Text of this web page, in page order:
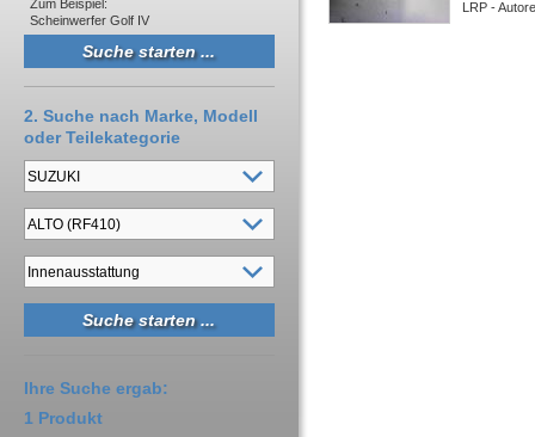
LRP -
Zum Beispiel:
Scheinwerfer Golf IV
2. Suche nach Marke, Modell
oder Teilekategorie
Ihre Suche ergab:
1 Produkt